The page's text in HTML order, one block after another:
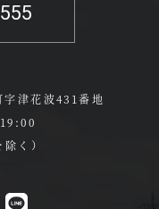
津花波431番地
く）